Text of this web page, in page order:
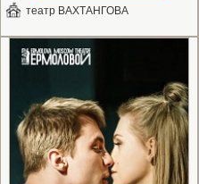
театр ВАХТАНГОВА